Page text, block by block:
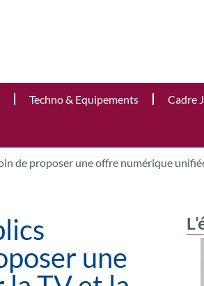
Techno & Equipements Cadre
de proposer une offre numérique
une